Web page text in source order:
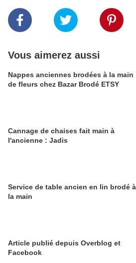
Vous aimerez aussi
Nappes anciennes brodées à la main
de fleurs chez Bazar Brodé ETSY
Cannage de chaises fait main à
l'ancienne : Jadis
Service de table ancien en lin brodé à
la main
Article publié depuis Overblog et
Facebook